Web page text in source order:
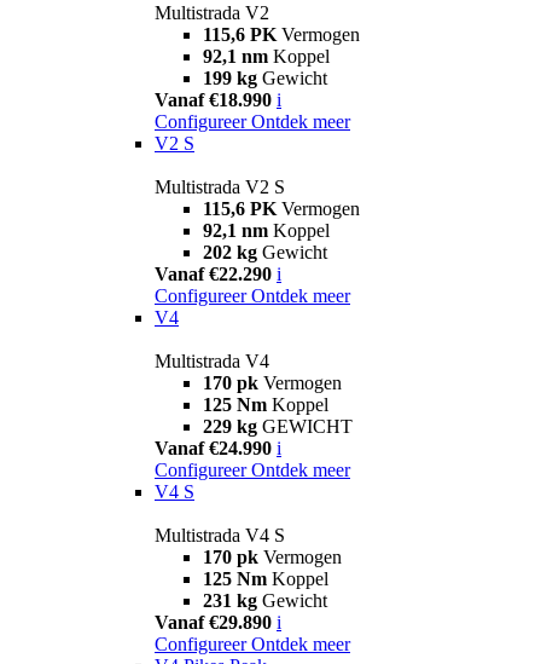
Multistrada V2
115,6 PK Vermogen
92,1 nm Koppel
199 kg Gewicht
Vanaf €18.990 i
Configureer Ontdek meer
V2 S
Multistrada V2 S
115,6 PK Vermogen
92,1 nm Koppel
202 kg Gewicht
Vanaf €22.290 i
Configureer Ontdek meer
V4
Multistrada V4
170 pk Vermogen
125 Nm Koppel
229 kg GEWICHT
Vanaf €24.990 i
Configureer Ontdek meer
V4 S
Multistrada V4 S
170 pk Vermogen
125 Nm Koppel
231 kg Gewicht
Vanaf €29.890 i
Configureer Ontdek meer